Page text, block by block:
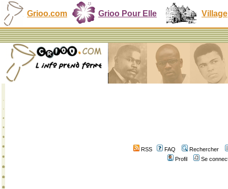
Grioo.com Grioo Pour Elle Village
RSS FAQ
Rechercher
Profil
Se